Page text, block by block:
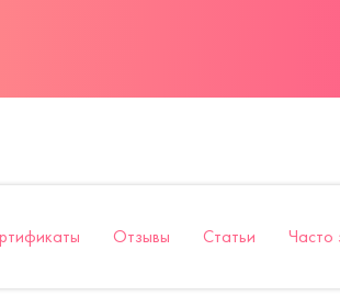
Отзывы Статьи Часто